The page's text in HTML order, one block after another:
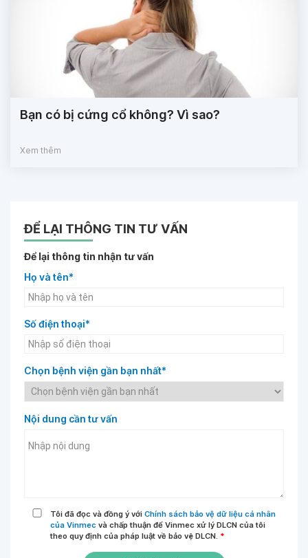
Bạn có bị cứng cổ không? Vì sao?
Xem thêm
ĐỂ LẠI THÔNG TIN TƯ VẤN
Để lại thông tin nhận tư vấn
Họ và tên*
Số điện thoại*
Chọn bệnh viện gần bạn nhất*
Nội dung cần tư vấn
Tôi đã đọc và đồng ý với Chính sách bảo vệ dữ liệu cá nhân
của Vinmec và chấp thuận để Vinmec xử lý DLCN của tôi
theo quy định của pháp luật về bảo vệ DLCN. *